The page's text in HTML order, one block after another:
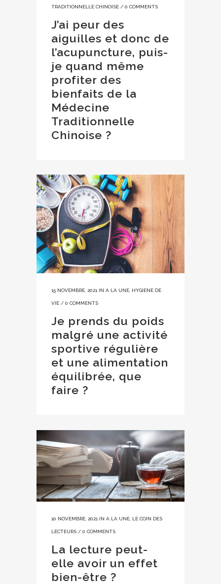
TRADITIONNELLE CHINOISE / 0 COMMENTS
J’ai peur des
aiguilles et donc de
l’acupuncture, puis-
je quand même
profiter des
bienfaits de la
Médecine
Traditionnelle
Chinoise ?
15 NOVEMBRE, 2021 IN A LA UNE HYGIENE DE
VIE / 0 COMMENTS
Je prends du poids
malgré une activité
sportive régulière
et une alimentation
équilibrée, que
faire ?
10 NOVEMBRE, 2021 IN A LA UNE LE COIN DES
LECTEURS / 0 COMMENTS
La lecture peut-
elle avoir un effet
bien-être ?